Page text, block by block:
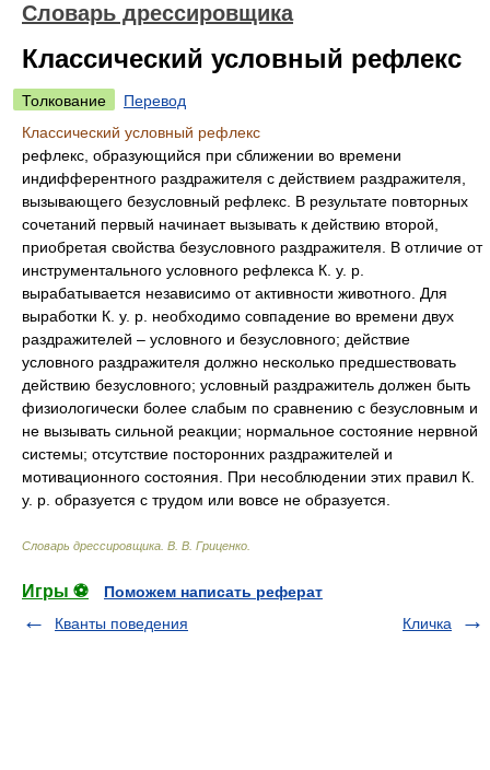
Словарь дрессировщика
Классический условный рефлекс
Толкование
Перевод
Классический условный рефлекс
рефлекс, образующийся при сближении во времени
индифферентного раздражителя с действием раздражителя,
вызывающего безусловный рефлекс. В результате повторных
сочетаний первый начинает вызывать к действию второй,
приобретая свойства безусловного раздражителя. В отличие от
инструментального условного рефлекса К. у. р.
вырабатывается независимо от активности животного. Для
выработки К. у. р. необходимо совпадение во времени двух
раздражителей – условного и безусловного; действие
условного раздражителя должно несколько предшествовать
действию безусловного; условный раздражитель должен быть
физиологически более слабым по сравнению с безусловным и
не вызывать сильной реакции; нормальное состояние нервной
системы; отсутствие посторонних раздражителей и
мотивационного состояния. При несоблюдении этих правил К.
у. р. образуется с трудом или вовсе не образуется.
Словарь дрессировщика В. В. Гриценко
Игры ⚽
Поможем написать реферат
Кванты поведения
Кличка